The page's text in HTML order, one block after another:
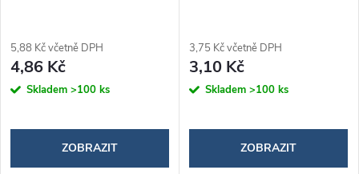
5,88 Kč včetně DPH
4,86 Kč
Skladem >100 ks
ZOBRAZIT
3,75 Kč včetně DPH
3,10 Kč
Skladem >100 ks
ZOBRAZIT